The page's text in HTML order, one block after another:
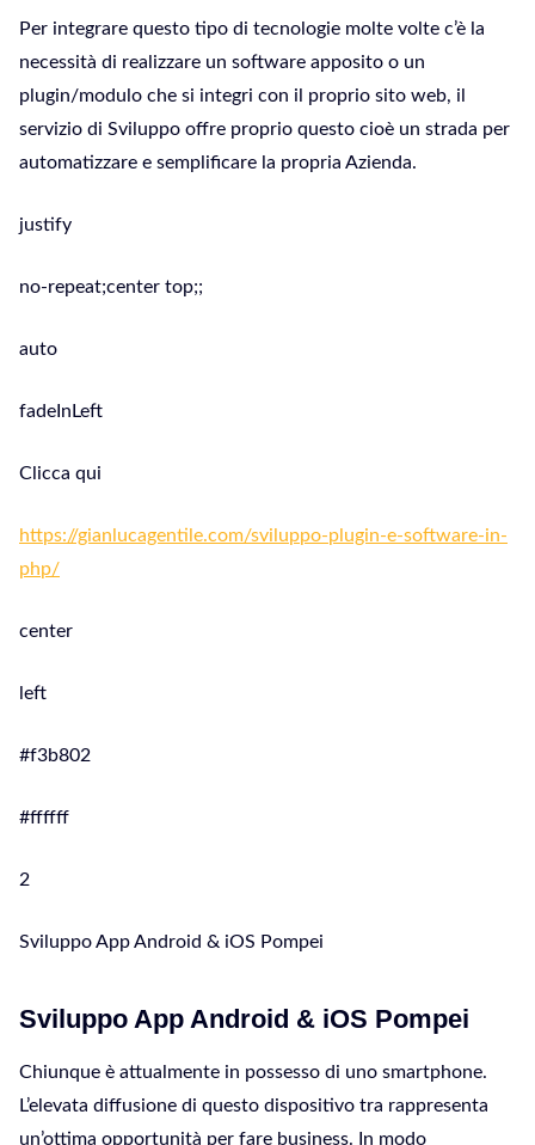
Per integrare questo tipo di tecnologie molte volte c’è la
necessità di realizzare un software apposito o un
plugin/modulo che si integri con il proprio sito web, il
servizio di Sviluppo offre proprio questo cioè un strada per
automatizzare e semplificare la propria Azienda.
justify
no-repeat;center top;;
auto
fadeInLeft
Clicca qui
https://gianlucagentile.com/sviluppo-plugin-e-software-in-
php/
center
left
#f3b802
#ffffff
2
Sviluppo App Android & iOS Pompei
Sviluppo App Android & iOS Pompei
Chiunque è attualmente in possesso di uno smartphone.
L’elevata diffusione di questo dispositivo tra rappresenta
un’ottima opportunità per fare business. In modo